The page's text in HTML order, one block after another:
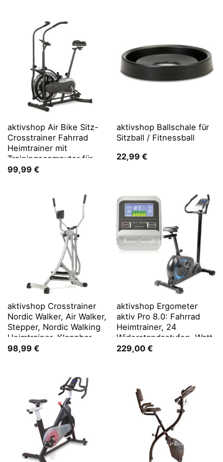
aktivshop Air Bike Sitz-
Crosstrainer Fahrrad
Heimtrainer mit
Trainingscomputer für
zuhause
99,99 €
aktivshop Ballschale für
Sitzball / Fitnessball
22,99 €
aktivshop Crosstrainer
Nordic Walker, Air Walker,
Stepper, Nordic Walking
Heimtrainer, Klappbar
98,99 €
aktivshop Ergometer
aktiv Pro 8.0: Fahrrad
Heimtrainer, 24
Widerstandsstufen, Watt
Leistungsanzeige
229,00 €